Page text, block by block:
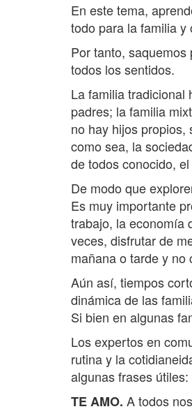
En este tema,
todo para la familia y
Por tanto,
todos los sentidos.
La familia tradicional
padres; la familia
no hay hijos
como sea, la
de todos conocido,
De modo que
Es muy importante
trabajo, la economía
veces, disfrutar de
mañana o tarde y
Aún así, tiempos
dinámica de las
Si bien en algunas
Los expertos en
rutina y la
algunas frases útiles:
TE AMO. A todos